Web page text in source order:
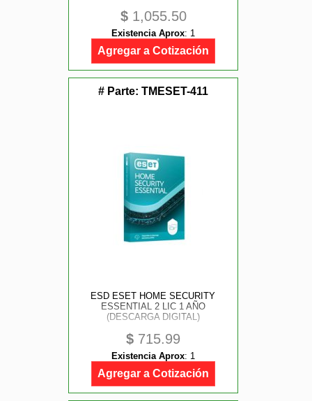
$1,055.50
Existencia Aprox: 1
Agregar a Cotización
# Parte: TMESET-411
ESD ESET HOME SECURITY
ESSENTIAL 2 LIC 1 AÑO
(DESCARGA DIGITAL)
$ 715.99
Existencia Aprox: 1
Agregar a Cotización